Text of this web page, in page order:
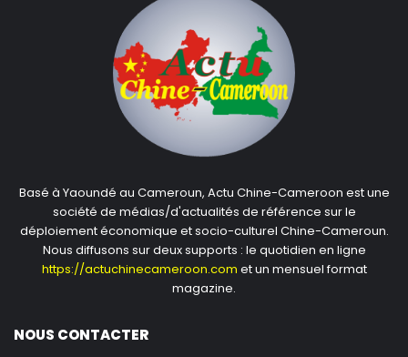
Basé à Yaoundé au Cameroun, Actu Chine-Cameroon est une
société de médias/d'actualités de référence sur le
déploiement économique et socio-culturel Chine-Cameroun.
Nous diffusons sur deux supports : le quotidien en ligne
https://actuchinecameroon.com et un mensuel format
magazine.
NOUS CONTACTER